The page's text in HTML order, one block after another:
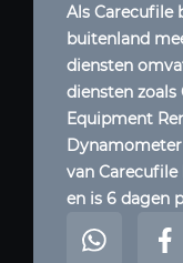
Als Carecufile
buitenland
diensten
diensten zoals
Equipment
van
en is 6 dagen